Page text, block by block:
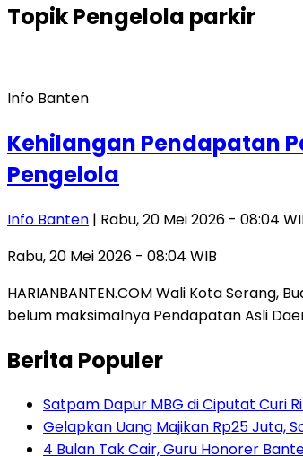
TopikPengelola parkir
Info Banten
Kehilangan Pendapatan
Pengelola
Info Banten | Rabu, 20 Mei 2026 - 08:04
Rabu, 20 Mei 2026 - 08:04 WIB
HARIANBANTEN.COM Wali Kota
belum maksimalnya Pendapatan Asli
Berita Populer
Satpam Dapur MBG di Ciputat Curi
Gelapkan Uang Majikan Rp25 Juta,
4 Bulan Tak Cair, Guru Honorer